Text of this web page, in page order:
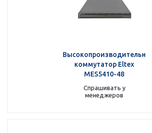
Высокопроизводительный
коммутатор Eltex
MES5410-48
Спрашивать у
менеджеров